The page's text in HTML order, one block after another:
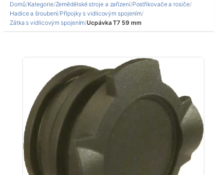
Domů/Kategorie/Zemědělské stroje a zařízení/Postřikovače a rosiče/
Hadice a šroubení/Přípojky s vidlicovým spojením/
Zátka s vidlicovým spojením/Ucpávka T7 59 mm